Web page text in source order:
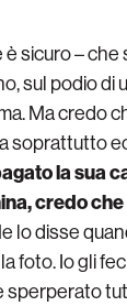
sicuro – che
sul podio di
Ma credo
soprattutto
la sua
credo
lo disse
foto. Io gli